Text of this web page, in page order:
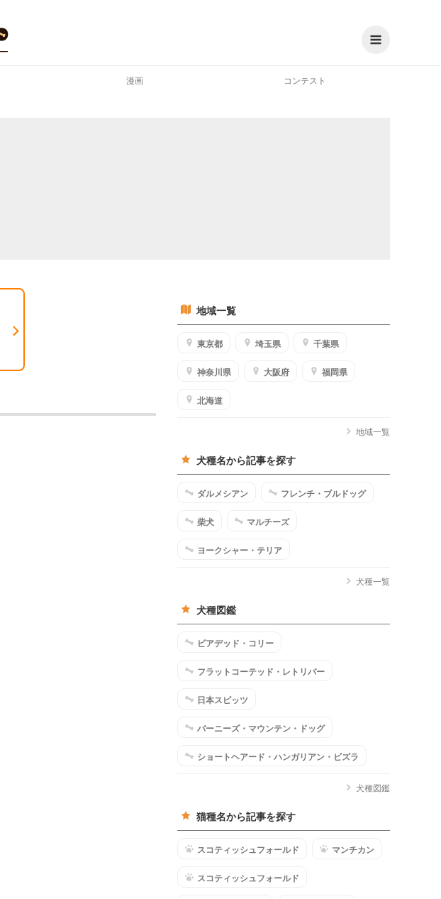
漫画 コンテスト
地域一覧
東京都 埼玉県 千葉県
神奈川県 大阪府 福岡県
北海道
地域一覧
犬種名から記事を探す
ダルメシアン フレンチ・ブルドッグ
柴犬 マルチーズ
ヨークシャー・テリア
犬種一覧
犬種図鑑
ビアデッド・コリー
フラットコーテッド・レトリバー
日本スピッツ
バーニーズ・マウンテン・ドッグ
ショートヘアード・ハンガリアン・ビズラ
犬種図鑑
猫種名から記事を探す
スコティッシュフォールド マンチカン
スコティッシュフォールド